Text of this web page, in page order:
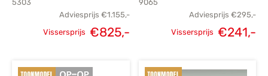
5303
Adviesprijs €1.155,-
prijs was:
Vissersprijs €825,-
prijs is:
9065
Adviesprijs €295,-
Vissersprijs €241,-